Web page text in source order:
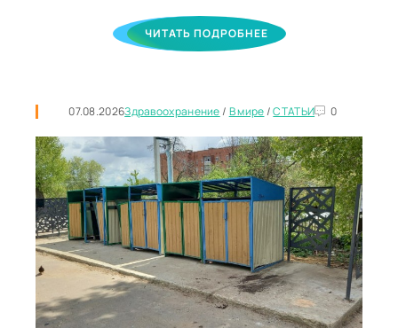
ЧИТАТЬ ПОДРОБНЕЕ
07.08.2026Здравоохранение/ В мире/СТАТЬИ 0